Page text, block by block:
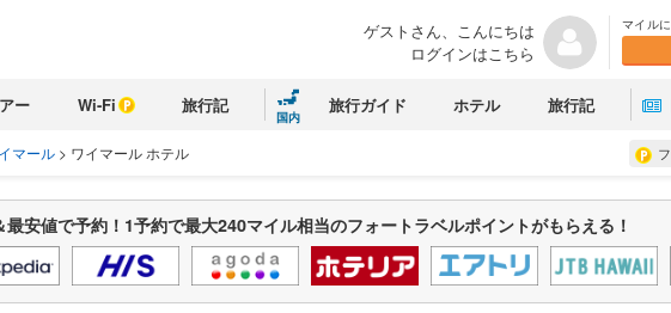
ゲストさん、こんにちは
ログインはこちら
マイル
ー Wi-Fi 旅行記
国内
旅行ガイド ホテル 旅行記
マール > ワイマール ホテル
安値で予約！1予約で最大240マイル相当のフォートラベルポイントがもらえる！